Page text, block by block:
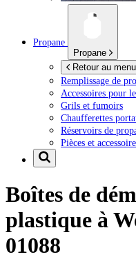
Propane
Propane
Retour au
Remplissage de
Accessoires pour
Grils et fumoirs
Chaufferettes
Réservoirs de
Pièces et
Boîtes de
plastique à
01088